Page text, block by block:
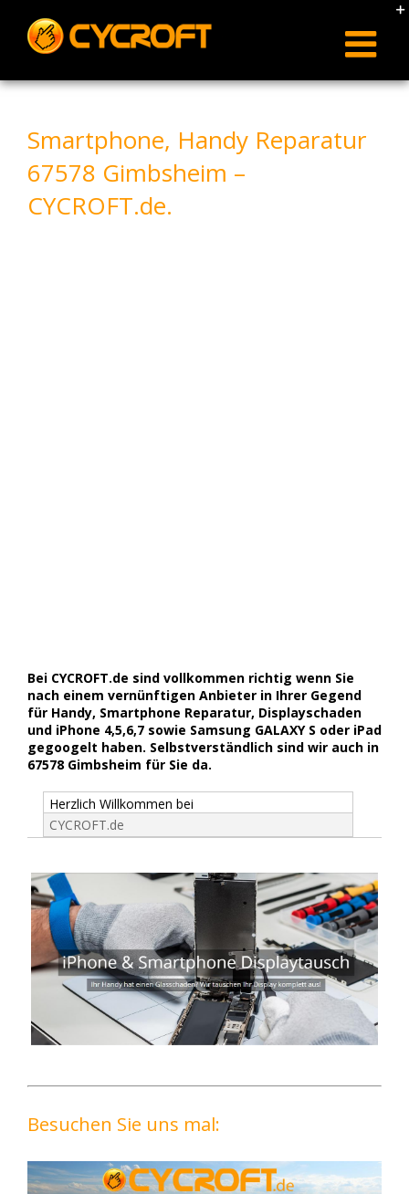
content
Smartphone, Handy Reparatur
67578 Gimbsheim –
CYCROFT.de.
Bei CYCROFT.de sind vollkommen richtig wenn Sie
nach einem vernünftigen Anbieter in Ihrer Gegend
für Handy, Smartphone Reparatur, Displayschaden
und iPhone 4,5,6,7 sowie Samsung GALAXY S oder iPad
gegoogelt haben. Selbstverständlich sind wir auch in
67578 Gimbsheim für Sie da.
Herzlich Willkommen bei
CYCROFT.de
Besuchen Sie uns mal: